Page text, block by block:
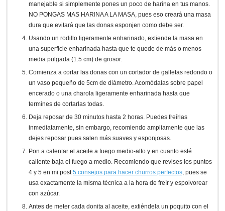
manejable si simplemente pones un poco de harina en tus manos.
NO PONGAS MAS HARINA A LA MASA, pues eso creará una masa
dura que evitará que las donas esponjen como debe ser.
Usando un rodillo ligeramente enharinado, extiende la masa en
una superficie enharinada hasta que te quede de más o menos
media pulgada (1.5 cm) de grosor.
Comienza a cortar las donas con un cortador de galletas redondo o
un vaso pequeño de 5cm de diámetro. Acomódalas sobre papel
encerado o una charola ligeramente enharinada hasta que
termines de cortarlas todas.
Deja reposar de 30 minutos hasta 2 horas. Puedes freírlas
inmediatamente, sin embargo, recomiendo ampliamente que las
dejes reposar pues salen más suaves y esponjosas.
Pon a calentar el aceite a fuego medio-alto y en cuanto esté
caliente baja el fuego a medio. Recomiendo que revises los puntos
4 y 5 en mi post5 consejos para hacer churros perfectos, pues se
usa exactamente la misma técnica a la hora de freír y espolvorear
con azúcar.
Antes de meter cada donita al aceite, extiéndela un poquito con el